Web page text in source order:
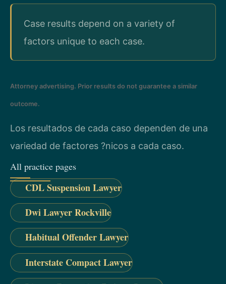
Case results depend on a variety of
factors unique to each case.
Attorney advertising. Prior results do not guarantee a similar
outcome.
Los resultados de cada caso dependen de una
variedad de factores ?nicos a cada caso.
All practice pages
CDL Suspension Lawyer
Dwi Lawyer Rockville
Habitual Offender Lawyer
Interstate Compact Lawyer